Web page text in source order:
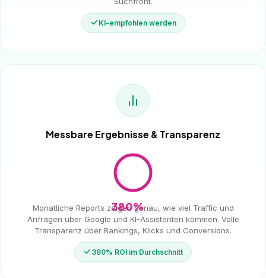
KI-empfohlen werden
Messbare Ergebnisse & Transparenz
380%
Monatliche Reports zeigen genau, wie viel Traffic und
Anfragen über Google und KI-Assistenten kommen. Volle
Transparenz über Rankings, Klicks und Conversions.
380% ROI im Durchschnitt